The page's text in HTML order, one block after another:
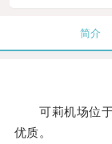
简介
可莉机场位于
优质。